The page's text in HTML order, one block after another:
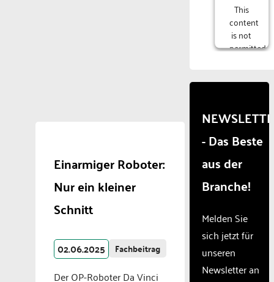
Einarmiger Roboter:
Nur ein kleiner
Schnitt
02.06.2025 Fachbeitrag
Der OP-Roboter Da Vinci
This
content
is not
permitted
due to
that
are
not
disclosed
to the
The
owner
needs
to
setup
the
site
- Das Beste
aus der
Branche!
Melden Sie
sich jetzt für
unseren
Newsletter an